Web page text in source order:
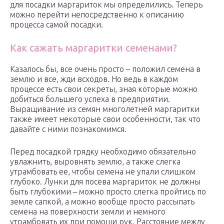
для посадки маргариток мы определились. Теперь
можно перейти непосредственно к описанию
процесса самой посадки.
Как сажать маргаритки семенами?
Казалось бы, все очень просто – положил семена в
землю и все, жди всходов. Но ведь в каждом
процессе есть свои секреты, зная которые можно
добиться большего успеха в предприятии.
Выращивание из семян многолетней маргаритки
также имеет некоторые свои особенности, так что
давайте с ними познакомимся.
Перед посадкой грядку необходимо обязательно
увлажнить, выровнять землю, а также слегка
утрамбовать ее, чтобы семена не упали слишком
глубоко. Лунки для посева маргариток не должны
быть глубокими – можно просто слегка пройтись по
земле сапкой, а можно вообще просто рассыпать
семена на поверхности земли и немного
утрамбовать их при помощи рук. Расстояние между